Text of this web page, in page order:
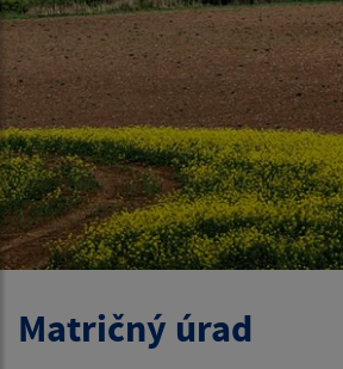
Matričný úrad